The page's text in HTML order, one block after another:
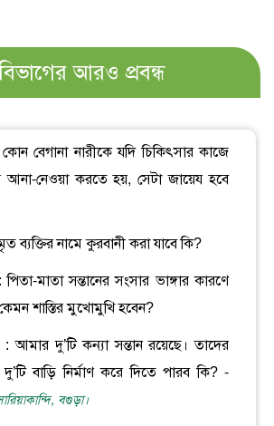
আরও প্রবন্ধ
বেগানা নারীকে যদি চিকিৎসার কাজে
আনা-নেওয়া করতে হয়, সেটা জায়েয হবে
ব্যক্তির নামে কুরবানী করা যাবে কি?
মাতা সন্তানের সংসার ভাঙ্গার কারণে
শাস্তির মুখোমুখি হবেন?
আমার দু’টি কন্যা সন্তান রয়েছে। তাদের
দু’টি বাড়ি নির্মাণ করে দিতে পারব কি? -
বগুড়া।